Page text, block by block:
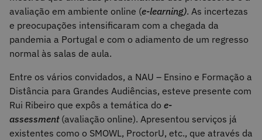
avaliação em ambiente online (e-learning). As incertezas
e preocupações intensificaram com a chegada da
pandemia a Portugal e com o adiamento de um regresso
normal às salas de aula.
Entre os vários convidados, a NAU – Ensino e Formação a
Distância para Grandes Audiências, esteve presente com
Rui Ribeiro que expôs a temática do e-
assessment (avaliação online). Apresentou serviços já
existentes como o SMOWL, ProctorU, etc., que através da